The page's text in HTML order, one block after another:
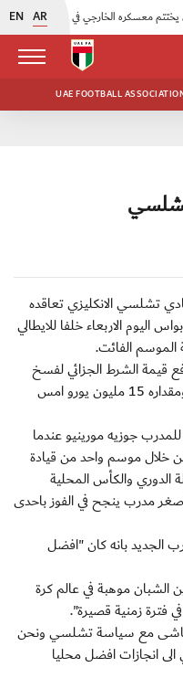
EN AR
اتحاد الكرة يُنظم ورشة عمل للمراقبين المعتمدين |
UAE FOOTBALL
22 يونيو 2011: أعلن نادي تشلسي الانكليزي تعاقده
اليوم الاربعاء خلفا للايطالي
الموسم الفائت.
قيمة الشرط الجزائي لفسخ
عقد فياس بواس مع ناديه السابق بورتو ومقداره 15 مليون يورو امس
للمدرب جوزيه مورينيو عندما
خلال موسم واحد من قيادة
الدوري والكأس المحلية
اصغر مدرب ينجح في الفوز باحدى
الجديد بانه كان "افضل
موهبة في عالم كرة
فترة زمنية قصيرة".
مع سياسة تشلسي ونحن
انجازات افضل محليا